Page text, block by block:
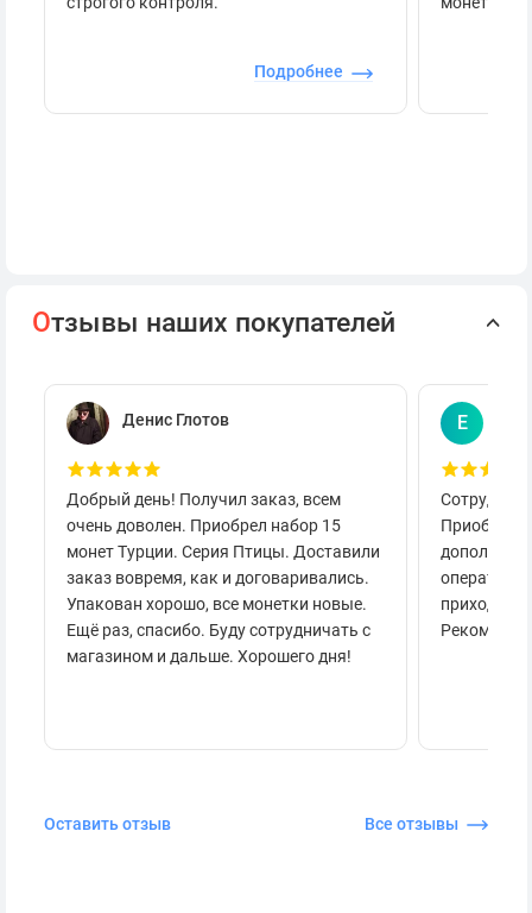
Подробнее
Отзывы наших покупателей
Денис Глотов
Добрый день! Получил заказ, всем
очень доволен. Приобрел набор 15
монет Турции. Серия Птицы. Доставили
заказ вовремя, как и договаривались.
Упакован хорошо, все монетки новые.
Ещё раз, спасибо. Буду сотрудничать с
магазином и дальше. Хорошего дня!
Е
приходило
Оставить отзыв Все отзывы